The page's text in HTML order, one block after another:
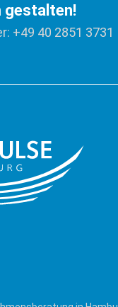
gestalten!
+49 40 2851 3731